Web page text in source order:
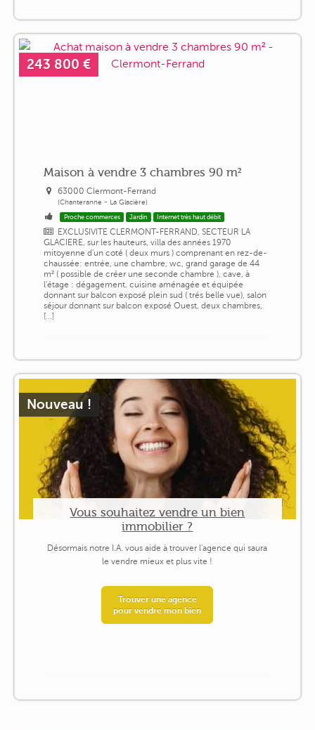
243 800 €
Maison à vendre 3 chambres 90 m²
63000 Clermont-Ferrand
(Chanteranne - La Glacière)
Proche commerces Jardin Internet très haut débit
EXCLUSIVITE CLERMONT-FERRAND, SECTEUR LA
GLACIERE, sur les hauteurs, villa des années 1970
mitoyenne d'un coté ( deux murs ) comprenant en rez-de-
chaussée: entrée, une chambre, wc, grand garage de 44
m² ( possible de créer une seconde chambre ), cave, à
l'étage : dégagement, cuisine aménagée et équipée
donnant sur balcon exposé plein sud ( trés belle vue), salon
séjour donnant sur balcon exposé Ouest, deux chambres,
[...]
Nouveau !
Vous souhaitez vendre un bien
immobilier ?
Désormais notre I.A. vous aide à trouver l'agence qui saura
le vendre mieux et plus vite !
Trouver une agence
pour vendre mon bien